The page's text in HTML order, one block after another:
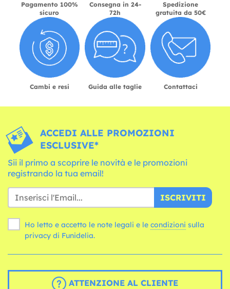
Pagamento 100%
sicuro
Consegna in 24-
72h
Spedizione
gratuita da 50€
Cambi e resi Guida alle taglie Contattaci
ACCEDI ALLE PROMOZIONI
ESCLUSIVE*
Sii il primo a scoprire le novità e le promozioni
registrando la tua email!
ISCRIVITI
Ho letto e accetto le note legali e le condizioni
privacy di Funidelia.
ATTENZIONE AL CLIENTE